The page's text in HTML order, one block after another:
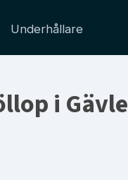
Underhållare
i Gävle